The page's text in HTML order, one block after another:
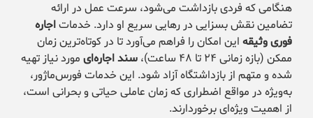
هنگامی که فردی بازداشت می‌شود، سرعت عمل در ارائه
تضامین نقش بسزایی در رهایی سریع او دارد. خدماتاجاره
فوری وثیقه این امکان را فراهم می‌آورد تا در کوتاه‌ترین زمان
ممکن (بازه زمانی ۲۴ تا ۴۸ ساعت)،
سند اجاره‌ای مورد نیاز تهیه
شده و متهم از بازداشتگاه آزاد شود. این خدمات فورس‌ماژور،
به‌ویژه در مواقع اضطراری که زمان عاملی حیاتی و بحرانی است،
از اهمیت ویژه‌ای برخوردارند.